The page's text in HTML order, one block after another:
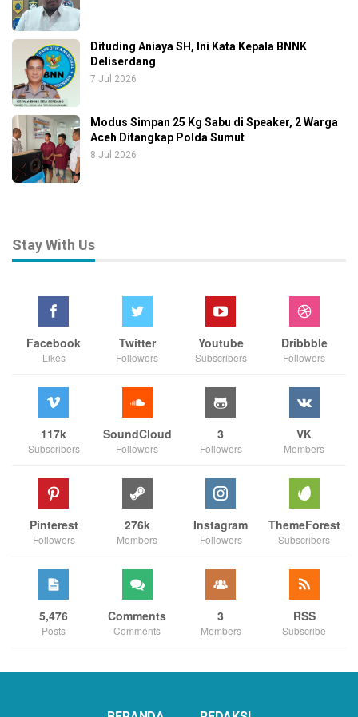
Dituding Aniaya SH, Ini Kata Kepala BNNK
Deliserdang
7 Jul 2026
Modus Simpan 25 Kg Sabu di Speaker, 2 Warga
Aceh Ditangkap Polda Sumut
8 Jul 2026
Stay With Us
Facebook
Likes
Twitter
Followers
Youtube
Subscribers
Dribbble
Followers
117k
Subscribers
SoundCloud
Followers
3
Followers
VK
Members
Pinterest
Followers
276k
Members
Instagram
Followers
ThemeForest
Subscribers
5,476
Posts
Comments
Comments
3
Members
RSS
Subscribe